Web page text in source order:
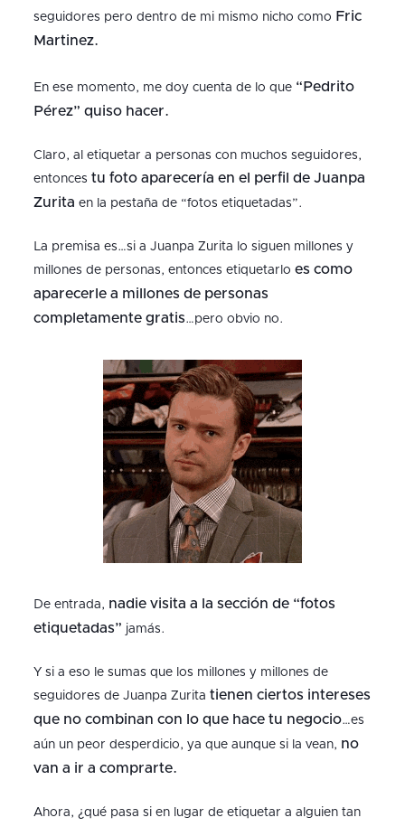
seguidores pero dentro de mi mismo nicho como Fric
Martinez.
En ese momento, me doy cuenta de lo que “Pedrito
Pérez” quiso hacer.
Claro, al etiquetar a personas con muchos seguidores,
entonces tu foto aparecería en el perfil de Juanpa
Zurita en la pestaña de “fotos etiquetadas”.
La premisa es…si a Juanpa Zurita lo siguen millones y
millones de personas, entonces etiquetarlo es como
aparecerle a millones de personas
completamente gratis…pero obvio no.
De entrada, nadie visita a la sección de “fotos
etiquetadas” jamás.
Y si a eso le sumas que los millones y millones de
seguidores de Juanpa Zurita tienen ciertos intereses
que no combinan con lo que hace tu negocio…es
aún un peor desperdicio, ya que aunque si la vean, no
van a ir a comprarte.
Ahora, ¿qué pasa si en lugar de etiquetar a alguien tan